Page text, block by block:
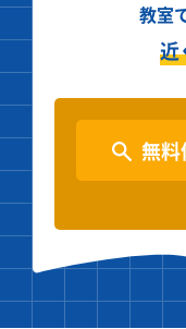
教室
近
無